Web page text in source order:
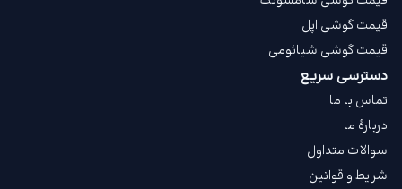
قیمت گوشی اپل
قیمت گوشی شیائومی
دسترسی سریع
تماس با ما
دربارهٔ ما
سوالات متداول
شرایط و قوانین